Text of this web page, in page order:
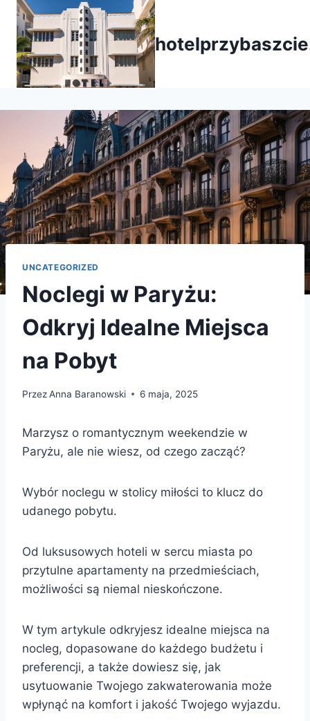
Przejdź
treści
UNCATEGORIZED
Noclegi w Paryżu:
Odkryj Idealne Miejsca
na Pobyt
PrzezAnna Baranowski 6 maja, 2025
Marzysz o romantycznym weekendzie w
Paryżu, ale nie wiesz, od czego zacząć?
Wybór noclegu w stolicy miłości to klucz do
udanego pobytu.
Od luksusowych hoteli w sercu miasta po
przytulne apartamenty na przedmieściach,
możliwości są niemal nieskończone.
W tym artykule odkryjesz idealne miejsca na
nocleg, dopasowane do każdego budżetu i
preferencji, a także dowiesz się, jak
usytuowanie Twojego zakwaterowania może
wpłynąć na komfort i jakość Twojego wyjazdu.